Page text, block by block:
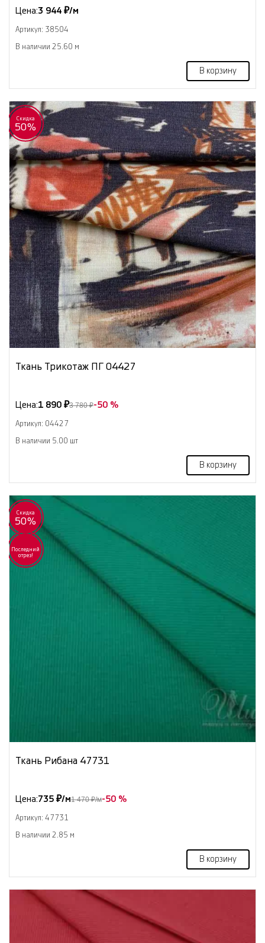
Цена:3 944 ₽/м
Артикул: 38504
В наличии 25.60 м
В корзину
Скидка
50%
Ткань Трикотаж ПГ 04427
Цена:1 890 ₽3 780 ₽-50 %
Артикул: 04427
В наличии 5.00 шт
В корзину
Скидка
50%
Последний
отрез!
Ткань Рибана 47731
Цена:735 ₽/м1 470 ₽/м-50 %
Артикул: 47731
В наличии 2.85 м
В корзину